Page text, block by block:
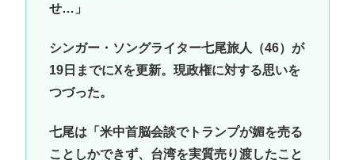
せ…」
シンガー・ソングライター七尾旅人（46）が
19日までにXを更新。現政権に対する思いを
つづった。
七尾は「米中首脳会談でトランプが媚を売る
ことしかできず、台湾を実質売り渡したこと